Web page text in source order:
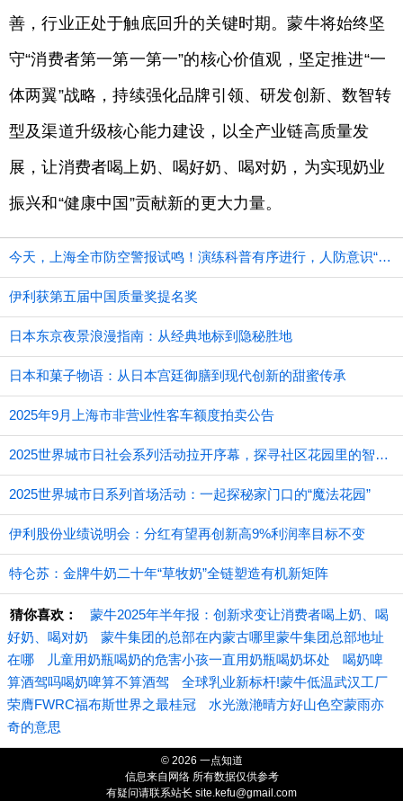
善，行业正处于触底回升的关键时期。蒙牛将始终坚
守“消费者第一第一第一”的核心价值观，坚定推进“一
体两翼”战略，持续强化品牌引领、研发创新、数智转
型及渠道升级核心能力建设，以全产业链高质量发
展，让消费者喝上奶、喝好奶、喝对奶，为实现奶业
振兴和“健康中国”贡献新的更大力量。
今天，上海全市防空警报试鸣！演练科普有序进行，人防意识“声入人心”
伊利获第五届中国质量奖提名奖
日本东京夜景浪漫指南：从经典地标到隐秘胜地
日本和菓子物语：从日本宫廷御膳到现代创新的甜蜜传承
2025年9月上海市非营业性客车额度拍卖公告
2025世界城市日社会系列活动拉开序幕，探寻社区花园里的智慧应用
2025世界城市日系列首场活动：一起探秘家门口的“魔法花园”
伊利股份业绩说明会：分红有望再创新高9%利润率目标不变
特仑苏：金牌牛奶二十年“草牧奶”全链塑造有机新矩阵
猜你喜欢：
蒙牛2025年半年报：创新求变让消费者喝上奶、喝
好奶、喝对奶
蒙牛集团的总部在内蒙古哪里蒙牛集团总部地址
在哪
儿童用奶瓶喝奶的危害小孩一直用奶瓶喝奶坏处
喝奶啤
算酒驾吗喝奶啤算不算酒驾
全球乳业新标杆!蒙牛低温武汉工厂
荣膺FWRC福布斯世界之最桂冠
水光激滟晴方好山色空蒙雨亦
奇的意思
© 2026 一点知道
信息来自网络 所有数据仅供参考
有疑问请联系站长 site.kefu@gmail.com